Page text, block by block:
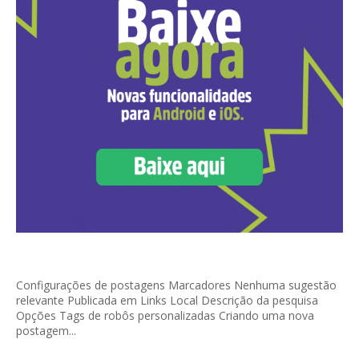
Configurações de postagens Marcadores Nenhuma sugestão
relevante Publicada em Links Local Descrição da pesquisa
Opções Tags de robôs personalizadas Criando uma nova
postagem...